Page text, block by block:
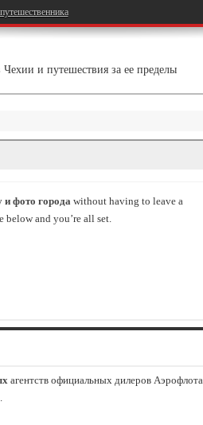
и путешествия за ее пределы
и фото города without having to leave a
below and you’re all set.
агентств официальных дилеров Аэрофлота,